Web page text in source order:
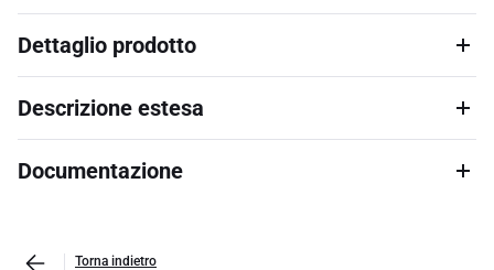
Dettaglio prodotto
Descrizione estesa
Documentazione
Torna indietro